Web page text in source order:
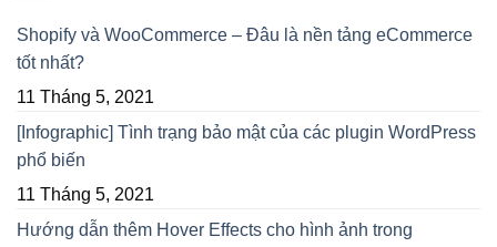
Shopify và WooCommerce – Đâu là nền tảng eCommerce
tốt nhất?
11 Tháng 5, 2021
[Infographic] Tình trạng bảo mật của các plugin WordPress
phổ biến
11 Tháng 5, 2021
Hướng dẫn thêm Hover Effects cho hình ảnh trong